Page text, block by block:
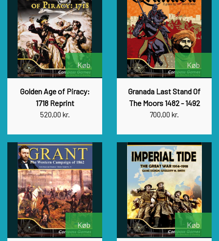
Køb
Golden Age of Piracy:
1718 Reprint
520,00 kr.
Køb
Granada Last Stand Of
The Moors 1482 - 1492
700,00 kr.
Køb Køb